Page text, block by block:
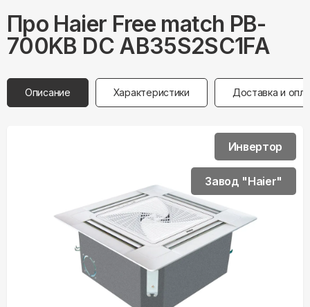
Про Haier Free match PB-
700KB DC AB35S2SC1FA
Описание Характеристики Доставка и
Инвертор
Завод "Haier"